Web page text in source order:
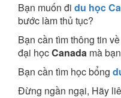
Bạn muốn đi du học
bước làm thủ tục?
Bạn cần tìm thông tin
đại họcCanada mà
Bạn cần tìm học bổng
Đừng ngần ngại, Hãy